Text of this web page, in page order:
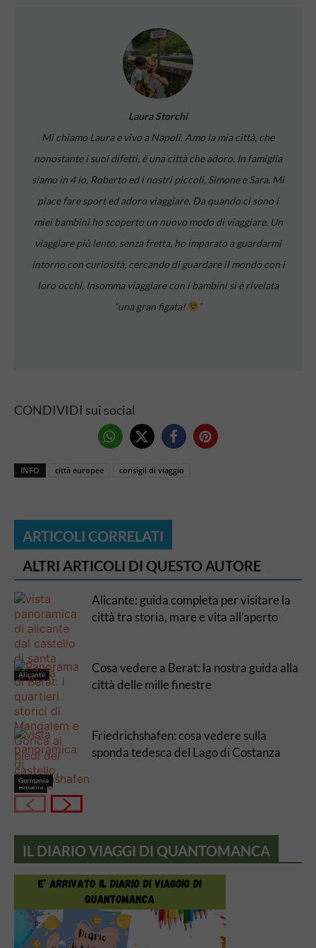
Laura Storchi
Mi chiamo Laura e vivo a Napoli. Amo la mia città, che
nonostante i suoi difetti, è una città che adoro. In famiglia
siamo in 4 io, Roberto ed i nostri piccoli, Simone e Sara. Mi
piace fare sport ed adoro viaggiare. Da quando ci sono i
miei bambini ho scoperto un nuovo modo di viaggiare. Un
viaggiare più lento, senza fretta, ho imparato a guardarmi
intorno con curiosità, cercando di guardare il mondo con i
loro occhi. Insomma viaggiare con i bambini si è rivelata
“una gran figata!
”
CONDIVIDI sui social
INFO città europee consigli di viaggio
ARTICOLI CORRELATI
ALTRI ARTICOLI DI QUESTO AUTORE
Alicante
Alicante: guida completa per visitare la
città tra storia, mare e vita all’aperto
Albania
Cosa vedere a Berat: la nostra guida alla
città delle mille finestre
Germania
Friedrichshafen: cosa vedere sulla
sponda tedesca del Lago di Costanza
IL DIARIO VIAGGI DI QUANTOMANCA